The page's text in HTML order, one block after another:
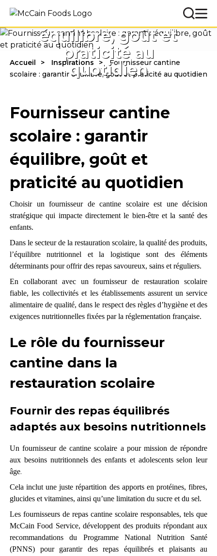
scolaire : garantir
équilibre, goût et
praticité au
quotidien
Accueil Inspirations
Fournisseur cantine
scolaire : garantir équilibre, goût et praticité au quotidien
Fournisseur cantine
scolaire : garantir
équilibre, goût et
praticité au quotidien
Choisir un fournisseur de cantine scolaire est une décision
stratégique qui impacte directement le bien-être et la santé des
enfants.
Dans le secteur de la restauration scolaire, la qualité des produits,
l’équilibre nutritionnel et la logistique sont des éléments
déterminants pour offrir des repas savoureux, sains et réguliers.
En collaborant avec un fournisseur de restauration scolaire
fiable, les collectivités et les établissements assurent un service
alimentaire de qualité, dans le respect des règles d’hygiène et des
exigences nutritionnelles fixées par la réglementation française.
Le rôle du fournisseur
cantine dans la
restauration scolaire
Fournir des repas équilibrés
adaptés aux besoins nutritionnels
Un fournisseur de cantine scolaire a pour mission de répondre
aux besoins nutritionnels des enfants et adolescents selon leur
âge.
Cela inclut une juste répartition des apports en protéines, fibres,
glucides et vitamines, ainsi qu’une limitation du sucre et du sel.
Les fournisseurs de repas cantine scolaire responsables, tels que
McCain Food Service, développent des produits répondant aux
recommandations du Programme National Nutrition Santé
(PNNS) pour garantir des repas équilibrés et plaisants au